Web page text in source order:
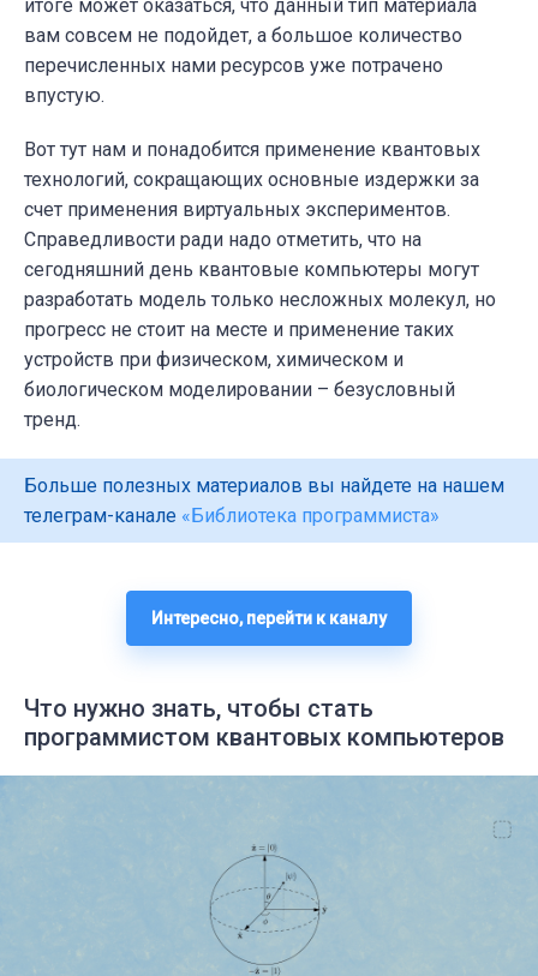
итоге может оказаться, что данный тип материала
вам совсем не подойдет, а большое количество
перечисленных нами ресурсов уже потрачено
впустую.
Вот тут нам и понадобится применение квантовых
технологий, сокращающих основные издержки за
счет применения виртуальных экспериментов.
Справедливости ради надо отметить, что на
сегодняшний день квантовые компьютеры могут
разработать модель только несложных молекул, но
прогресс не стоит на месте и применение таких
устройств при физическом, химическом и
биологическом моделировании – безусловный
тренд.
Больше полезных материалов вы найдете на нашем
телеграм-канале «Библиотека программиста»
Интересно, перейти к каналу
Что нужно знать, чтобы стать
программистом квантовых компьютеров